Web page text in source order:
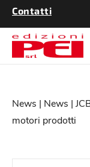
Contatti
News | News |
motori prodotti